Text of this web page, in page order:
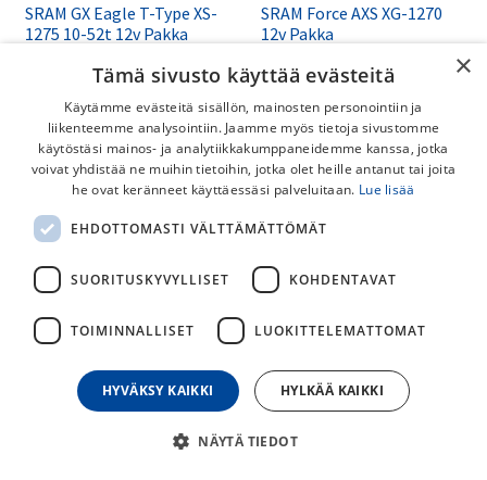
SRAM GX Eagle T-Type XS-
1275 10-52t 12v Pakka
285,00€
SRAM Force AXS XG-1270
12v Pakka
12v Pakka
199,00€
12v Pakka
×
Tämä sivusto käyttää evästeitä
Käytämme evästeitä sisällön, mainosten personointiin ja
liikenteemme analysointiin. Jaamme myös tietoja sivustomme
käytöstäsi mainos- ja analytiikkakumppaneidemme kanssa, jotka
voivat yhdistää ne muihin tietoihin, jotka olet heille antanut tai joita
he ovat keränneet käyttäessäsi palveluitaan. Lue lisää
EHDOTTOMASTI VÄLTTÄMÄTTÖMÄT
SUORITUSKYVYLLISET KOHDENTAVAT
TOIMINNALLISET LUOKITTELEMATTOMAT
HYVÄKSY KAIKKI HYLKÄÄ KAIKKI
NÄYTÄ TIEDOT